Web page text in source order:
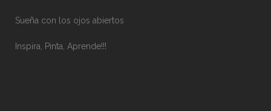
Sueña con los ojos abiertos
Inspira, Pinta, Aprende!!!